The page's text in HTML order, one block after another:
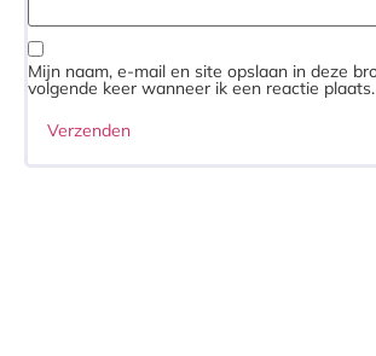
Mijn naam, e-mail en site opslaan in deze
volgende keer wanneer ik een reactie plaats.